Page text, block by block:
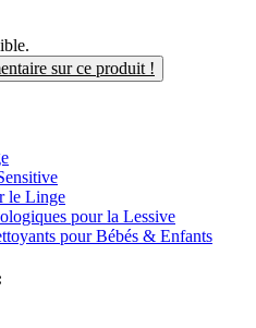
sur ce produit !
le Linge
pour la Lessive
pour Bébés & Enfants